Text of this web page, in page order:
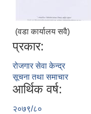
(वडा कार्यालय सवै)
प्रकार:
रोजगार सेवा केन्द्र
सूचना तथा समाचार
आर्थिक वर्ष:
२०७९/८०